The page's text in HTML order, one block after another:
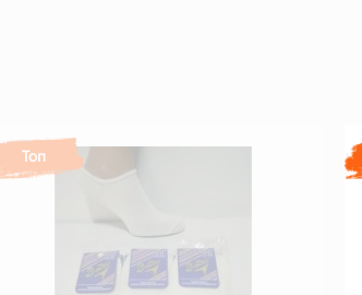
Топ